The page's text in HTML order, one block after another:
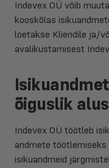
Indevex OÜ võib muuta
kooskõlas
loetakse Kliendile ja/
avalikustamisest
õiguslik alus
Indevex OÜ töötleb
andmete töötlemiseks
isikuandmeid